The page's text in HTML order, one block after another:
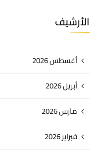
الأرشيف
أغسطس 2026
أبريل 2026
مارس 2026
فبراير 2026